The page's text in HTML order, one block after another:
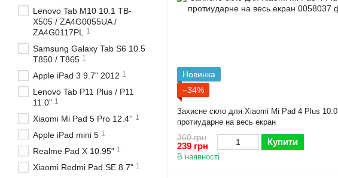
Новинка
−34%
Захисне скло для Xiaomi Mi Pad 4 Plus 10.0
протиударне на весь екран
360 грн
239 грн Купити
В наявності
Lenovo Tab M10 10.1 TB-
X505 / ZA4G0055UA /
ZA4G0117PL
1
Samsung Galaxy Tab S6 10.5
T850 / T865 1
Apple iPad 3 9.7" 2012 1
Lenovo Tab P11 Plus / P11
11.0" 1
Xiaomi Mi Pad 5 Pro 12.4'' 1
Apple iPad mini 5 1
Realme Pad X 10.95" 1
Xiaomi Redmi Pad SE 8.7" 1